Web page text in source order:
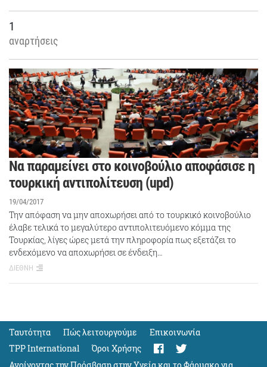
1
αναρτήσεις
Να παραμείνει στο κοινοβούλιο αποφάσισε η
τουρκική αντιπολίτευση (upd)
19/04/2017
Την απόφαση να μην αποχωρήσει από το τουρκικό κοινοβούλιο
έλαβε τελικά το μεγαλύτερο αντιπολιτευόμενο κόμμα της
Τουρκίας, λίγες ώρες μετά την πληροφορία πως εξετάζει το
ενδεχόμενο να αποχωρήσει σε ένδειξη…
ΔΙΕΘΝΗ
Ταυτότητα Πώς λειτουργούμε
Eπικοινωνία
TPP International
Όροι Χρήσης